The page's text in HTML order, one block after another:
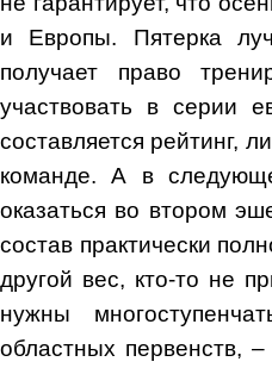
и Европы. Пятерка
получает право
участвовать в серии
составляется рейтинг,
команде. А в
оказаться во втором
состав практически
другой вес, кто-то не
нужны
областных первенств,